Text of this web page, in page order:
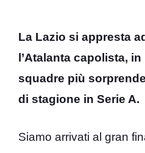
La Lazio si appresta
l’Atalanta capolista,
squadre più
di stagione in Serie A.
Siamo arrivati al gran